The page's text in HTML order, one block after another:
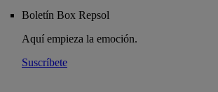
Boletín Box Repsol
Aquí empieza la emoción.
Suscríbete